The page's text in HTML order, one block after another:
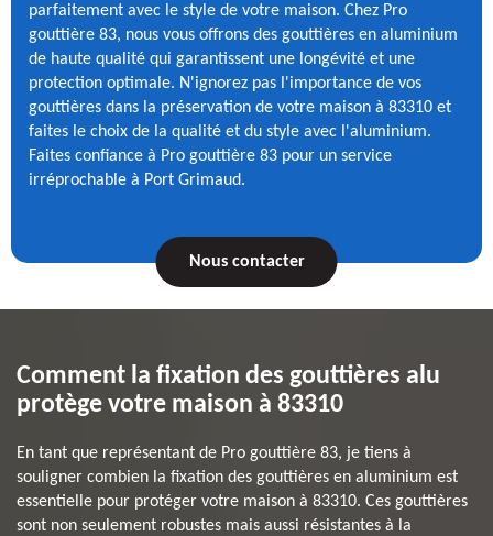
parfaitement avec le style de votre maison. Chez Pro
gouttière 83, nous vous offrons des gouttières en aluminium
de haute qualité qui garantissent une longévité et une
protection optimale. N'ignorez pas l'importance de vos
gouttières dans la préservation de votre maison à 83310 et
faites le choix de la qualité et du style avec l'aluminium.
Faites confiance à Pro gouttière 83 pour un service
irréprochable à Port Grimaud.
Nous contacter
Comment la fixation des gouttières alu
protège votre maison à 83310
En tant que représentant de Pro gouttière 83, je tiens à
souligner combien la fixation des gouttières en aluminium est
essentielle pour protéger votre maison à 83310. Ces gouttières
sont non seulement robustes mais aussi résistantes à la